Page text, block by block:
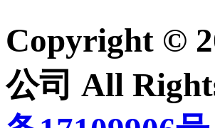
Copyright ©
公司 All